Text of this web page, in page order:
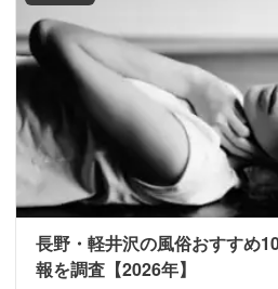
長野・軽井沢の風俗おすすめ
報を調査【2026年】